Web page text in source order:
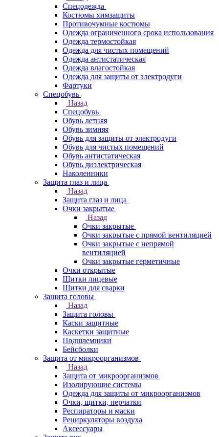
Спецодежда
Костюмы химзащиты
Противочумные костюмы
Одежда ограниченного срока использования
Одежда термостойкая
Одежда для чистых помещений
Одежда антистатическая
Одежда влагостойкая
Одежда для защиты от электродуги
Фартуки
Спецобувь
Назад
Спецобувь
Обувь летняя
Обувь зимняя
Обувь для защиты от электродуги
Обувь для чистых помещений
Обувь антистатическая
Обувь диэлектрическая
Наколенники
Защита глаз и лица
Назад
Защита глаз и лица
Очки закрытые
Назад
Очки закрытые
Очки закрытые с прямой вентиляцией
Очки закрытые с непрямой
вентиляцией
Очки закрытые герметичные
Очки открытые
Щитки лицевые
Щитки для сварки
Защита головы
Назад
Защита головы
Каски защитные
Каскетки защитные
Подшлемники
Бейсболки
Защита от микроорганизмов
Назад
Защита от микроорганизмов
Изолирующие системы
Одежда для защиты от микроорганизмов
Очки, щитки, перчатки
Респираторы и маски
Рециркуляторы воздуха
Аксессуары